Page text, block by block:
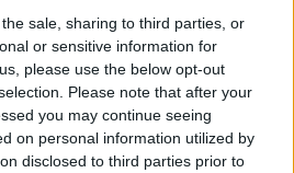
sale, sharing to third parties, or
or sensitive information for
please use the below opt-out
Please note that after your
you may continue seeing
on personal information utilized by
disclosed to third parties prior to
ludzi, jednak to
jej najgorszą ze
zyskuje również narzędzie
dokonała Balladyna